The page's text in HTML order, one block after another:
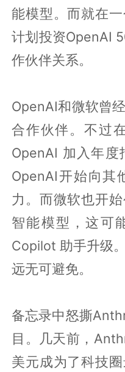
能模型。而就在
计划投资OpenAI
作伙伴关系。
OpenAI和微软曾
合作伙伴。不过
OpenAI 加入年度
OpenAI开始向其
力。而微软也开
智能模型，这可
Copilot 助手升级
远无可避免。
备忘录中怒撕
目。几天前，
美元成为了科技